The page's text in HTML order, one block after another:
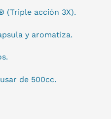
(Triple acción 3X).
y aromatiza.
de 500cc.